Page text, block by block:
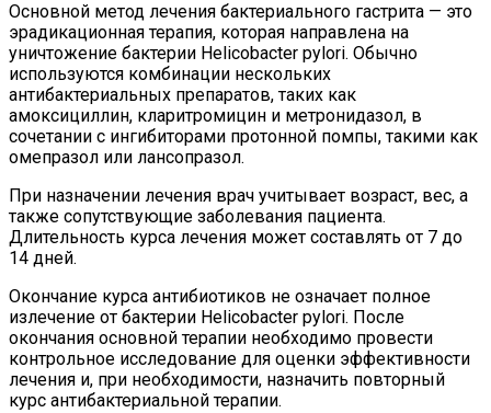
Основной метод лечения бактериального гастрита — это
эрадикационная терапия, которая направлена на
уничтожение бактерии Helicobacter pylori. Обычно
используются комбинации нескольких
антибактериальных препаратов, таких как
амоксициллин, кларитромицин и метронидазол, в
сочетании с ингибиторами протонной помпы, такими как
омепразол или лансопразол.
При назначении лечения врач учитывает возраст, вес, а
также сопутствующие заболевания пациента.
Длительность курса лечения может составлять от 7 до
14 дней.
Окончание курса антибиотиков не означает полное
излечение от бактерии Helicobacter pylori. После
окончания основной терапии необходимо провести
контрольное исследование для оценки эффективности
лечения и, при необходимости, назначить повторный
курс антибактериальной терапии.